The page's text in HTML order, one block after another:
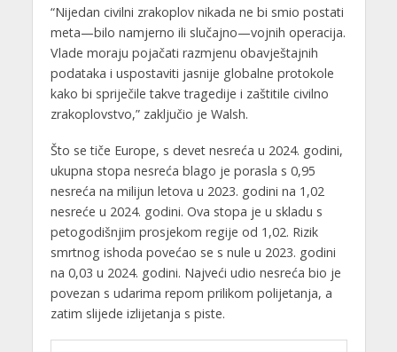
“Nijedan civilni zrakoplov nikada ne bi smio postati
meta—bilo namjerno ili slučajno—vojnih operacija.
Vlade moraju pojačati razmjenu obavještajnih
podataka i uspostaviti jasnije globalne protokole
kako bi spriječile takve tragedije i zaštitile civilno
zrakoplovstvo,” zaključio je Walsh.
Što se tiče Europe, s devet nesreća u 2024. godini,
ukupna stopa nesreća blago je porasla s 0,95
nesreća na milijun letova u 2023. godini na 1,02
nesreće u 2024. godini. Ova stopa je u skladu s
petogodišnjim prosjekom regije od 1,02. Rizik
smrtnog ishoda povećao se s nule u 2023. godini
na 0,03 u 2024. godini. Najveći udio nesreća bio je
povezan s udarima repom prilikom polijetanja, a
zatim slijede izlijetanja s piste.